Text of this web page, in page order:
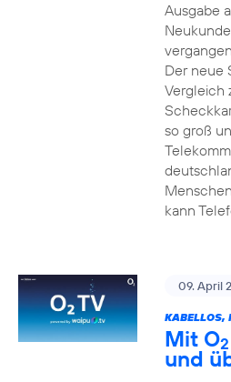
Ausgabe
Der neue
Vergleich
so groß
kann
09. April
KABELLOS,
Mit O2
und